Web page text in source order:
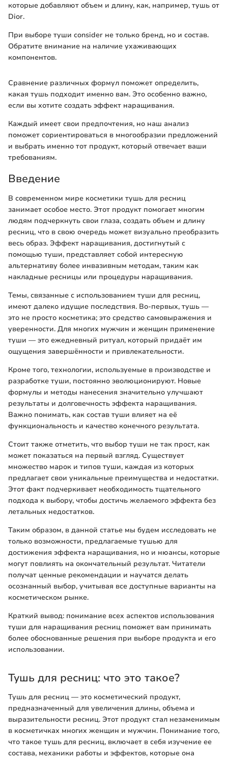
которые добавляют объем и длину, как, например, тушь от
Dior.
При выборе туши consider не только бренд, но и состав.
Обратите внимание на наличие ухаживающих
компонентов.
Сравнение различных формул поможет определить,
какая тушь подходит именно вам. Это особенно важно,
если вы хотите создать эффект наращивания.
Каждый имеет свои предпочтения, но наш анализ
поможет сориентироваться в многообразии предложений
и выбрать именно тот продукт, который отвечает ваши
требованиям.
Введение
В современном мире косметики тушь для ресниц
занимает особое место. Этот продукт помогает многим
людям подчеркнуть свои глаза, создать объем и длину
ресниц, что в свою очередь может визуально преобразить
весь образ. Эффект наращивания, достигнутый с
помощью туши, представляет собой интересную
альтернативу более инвазивным методам, таким как
накладные ресницы или процедуры наращивания.
Темы, связанные с использованием туши для ресниц,
имеют далеко идущие последствия. Во-первых, тушь —
это не просто косметика; это средство самовыражения и
уверенности. Для многих мужчин и женщин применение
туши — это ежедневный ритуал, который придаёт им
ощущения завершённости и привлекательности.
Кроме того, технологии, используемые в производстве и
разработке туши, постоянно эволюционируют. Новые
формулы и методы нанесения значительно улучшают
результаты и долговечность эффекта наращивания.
Важно понимать, как состав туши влияет на её
функциональность и качество конечного результата.
Стоит также отметить, что выбор туши не так прост, как
может показаться на первый взгляд. Существует
множество марок и типов туши, каждая из которых
предлагает свои уникальные преимущества и недостатки.
Этот факт подчеркивает необходимость тщательного
подхода к выбору, чтобы достичь желаемого эффекта без
летальных недостатков.
Таким образом, в данной статье мы будем исследовать не
только возможности, предлагаемые тушью для
достижения эффекта наращивания, но и нюансы, которые
могут повлиять на окончательный результат. Читатели
получат ценные рекомендации и научатся делать
осознанный выбор, учитывая все доступные варианты на
косметическом рынке.
Краткий вывод: понимание всех аспектов использования
туши для наращивания ресниц поможет вам принимать
более обоснованные решения при выборе продукта и его
использовании.
Тушь для ресниц: что это такое?
Тушь для ресниц — это косметический продукт,
предназначенный для увеличения длины, объема и
выразительности ресниц. Этот продукт стал незаменимым
в косметичках многих женщин и мужчин. Понимание того,
что такое тушь для ресниц, включает в себя изучение ее
состава, механики работы и эффектов, которые она